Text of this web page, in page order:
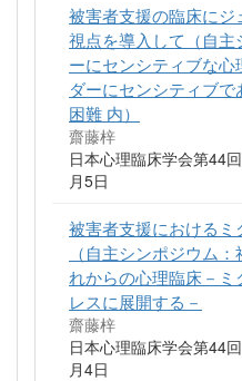
被害者支援の臨床に
視点を導入して（自
ーにセンシティブな
ダーにセンシティブ
困難 内）
齋藤梓
日本心理臨床学会第44
月5日
被害者支援における
（自主シンポジウム
れからの心理臨床－
レスに展開する－
齋藤梓
日本心理臨床学会第44
月4日